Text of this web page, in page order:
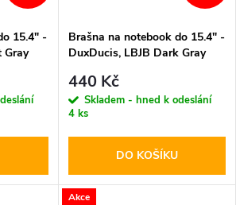
15.4" -
Gray
Brašna na notebook do 15.4" -
DuxDucis, LBJB Dark Gray
440 Kč
Skladem - hned k odeslání
4 ks
DO KOŠÍKU
Akce